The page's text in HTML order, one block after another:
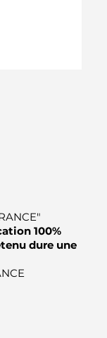
100%
dure une